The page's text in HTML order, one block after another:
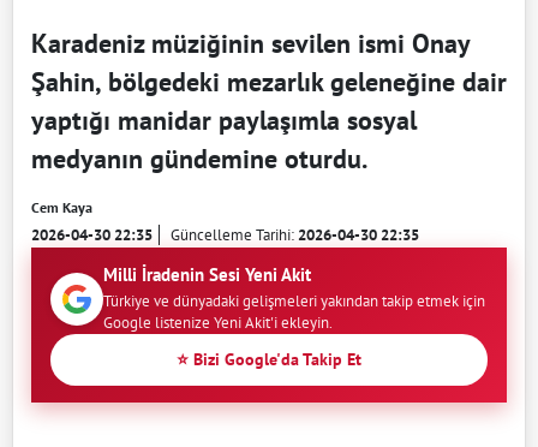
Karadeniz müziğinin sevilen ismi Onay
Şahin, bölgedeki mezarlık geleneğine dair
yaptığı manidar paylaşımla sosyal
medyanın gündemine oturdu.
Cem Kaya
2026-04-30 22:35 Güncelleme Tarihi:2026-04-30 22:35
Milli İradenin Sesi Yeni Akit
Türkiye ve dünyadaki gelişmeleri yakından takip etmek için
Google listenize Yeni Akit'i ekleyin.
⭐ Bizi Google'da Takip Et